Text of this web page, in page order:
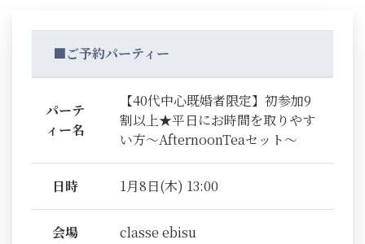
■ご予約パーティー
パーテ
ィー名
【40代中心既婚者限定】初参加9
割以上★平日にお時間を取りやす
い方～AfternoonTeaセット～
日時 1月8日(木) 13:00
会場 classe ebisu